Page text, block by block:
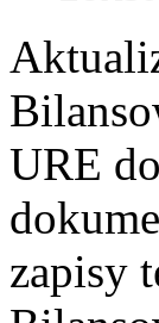
URE
zapisy